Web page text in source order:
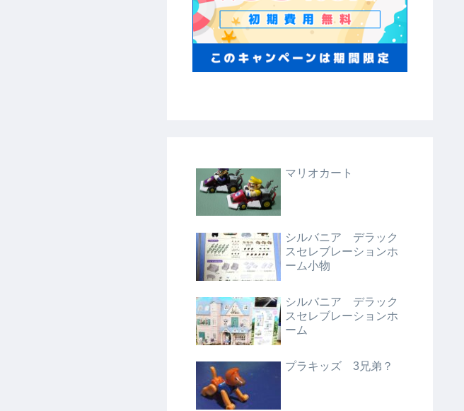
マリオカート
シルバニア デラック
スセレブレーションホ
ーム小物
シルバニア デラック
スセレブレーションホ
ーム
プラキッズ 3兄弟？